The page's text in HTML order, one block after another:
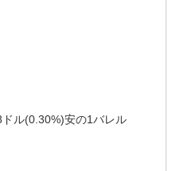
ル(0.30%)安の1バレル